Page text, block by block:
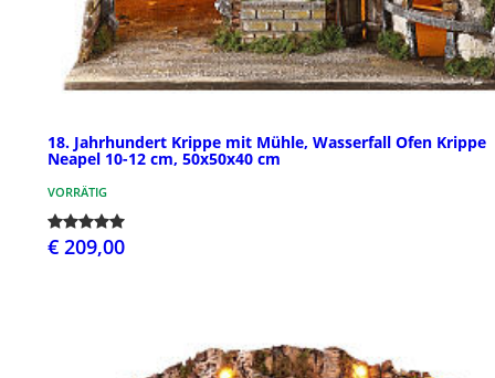
18. Jahrhundert Krippe mit Mühle, Wasserfall Ofen Krippe
Neapel 10-12 cm, 50x50x40 cm
VORRÄTIG
€ 209,00